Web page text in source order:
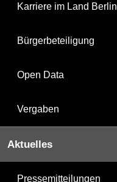
Karriere im Land Berlin
Bürgerbeteiligung
Open Data
Vergaben
Aktuelles
Pressemitteilungen